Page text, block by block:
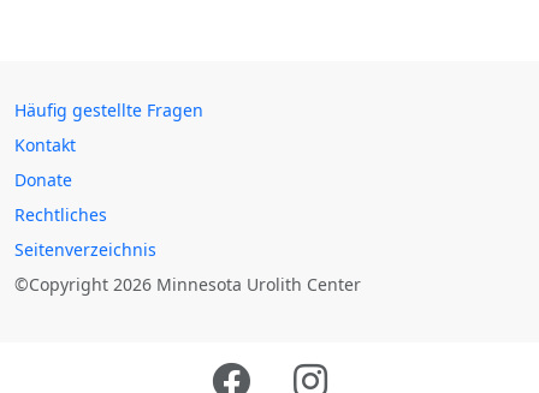
Häufig gestellte Fragen
Kontakt
Donate
Rechtliches
Seitenverzeichnis
©Copyright 2026 Minnesota Urolith Center